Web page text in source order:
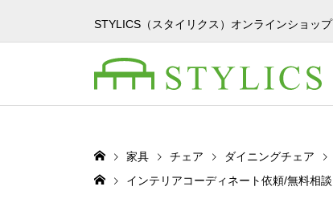
STYLICS（スタイリクス）オンラインショップ
家具 チェア ダイニングチェア
インテリアコーディネート依頼/無料相談